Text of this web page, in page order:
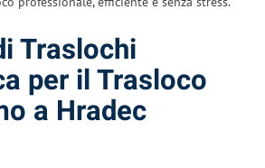
Traslochi
per il Trasloco
a Hradec